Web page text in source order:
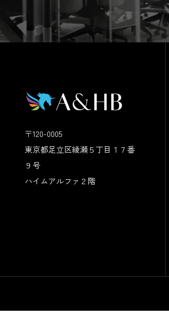
〒120-0005
東京都足立区綾瀬５丁目１７番
９号
ハイムアルファ２階